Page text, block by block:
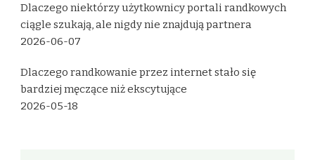
Dlaczego niektórzy użytkownicy portali randkowych
ciągle szukają, ale nigdy nie znajdują partnera
2026-06-07
Dlaczego randkowanie przez internet stało się
bardziej męczące niż ekscytujące
2026-05-18